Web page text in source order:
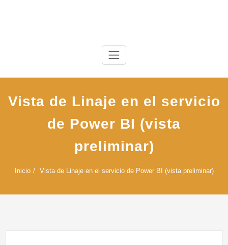
Vista de Linaje en el servicio
de Power BI (vista
preliminar)
Inicio Vista de Linaje en el servicio de Power BI (vista preliminar)